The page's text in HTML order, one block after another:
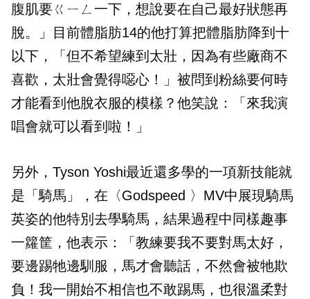
腹肌要ㄍㄧㄥ一下，想說要在自己最好狀態再
脫。」目前體脂肪14的他打算把體脂肪降到十
以下，「但不希望練到太壯，因為有些廠商不
喜歡，太壯會覺得噁心！」被問到粉絲要何時
才能看到他脫衣服的模樣？他笑說：「來我演
唱會就可以看到啦！」
另外，Tyson Yoshi最近還多學的一項新技能就
是「騎馬」，在〈Godspeed 〉MV中展現騎馬
英姿的他特別去學騎馬，結果過程中同樣趣事
一籮筐，他表示：「教練要我不要對馬太好，
要邊踢牠邊馴服，馬才會聽話，不然會被牠欺
負！我一開始不相信也不敢踢馬，也很溫柔對